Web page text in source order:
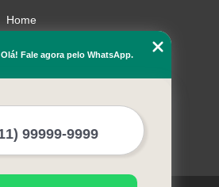
Home
Missão
Mapa do site
Mais Serviços
Olá! Fale agora pelo WhatsApp.